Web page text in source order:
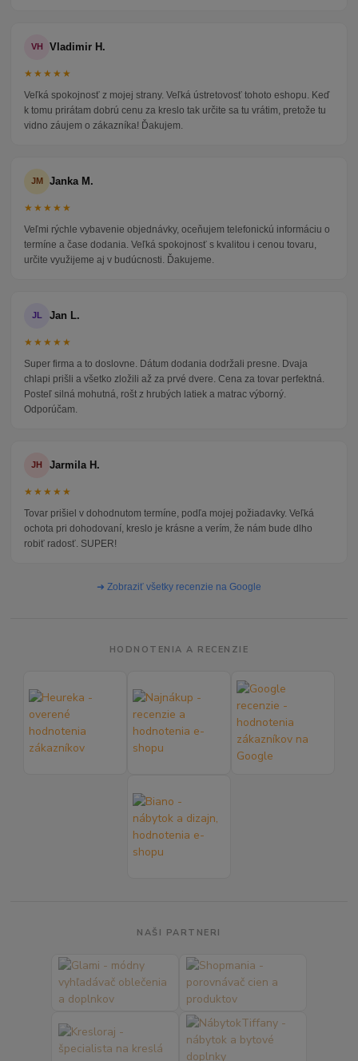
VH Vladimir H.
★★★★★
Veľká spokojnosť z mojej strany. Veľká ústretovosť tohoto eshopu. Keď
k tomu prirátam dobrú cenu za kreslo tak určite sa tu vrátim, pretože tu
vidno záujem o zákazníka! Ďakujem.
JM Janka M.
★★★★★
Veľmi rýchle vybavenie objednávky, oceňujem telefonickú informáciu o
termíne a čase dodania. Veľká spokojnosť s kvalitou i cenou tovaru,
určite využijeme aj v budúcnosti. Ďakujeme.
JL Jan L.
★★★★★
Super firma a to doslovne. Dátum dodania dodržali presne. Dvaja
chlapi prišli a všetko zložili až za prvé dvere. Cena za tovar perfektná.
Posteľ silná mohutná, rošt z hrubých latiek a matrac výborný.
Odporúčam.
JH Jarmila H.
★★★★★
Tovar prišiel v dohodnutom termíne, podľa mojej požiadavky. Veľká
ochota pri dohodovaní, kreslo je krásne a verím, že nám bude dlho
robiť radosť. SUPER!
➜ Zobraziť všetky recenzie na Google
HODNOTENIA A RECENZIE
NAŠI PARTNERI